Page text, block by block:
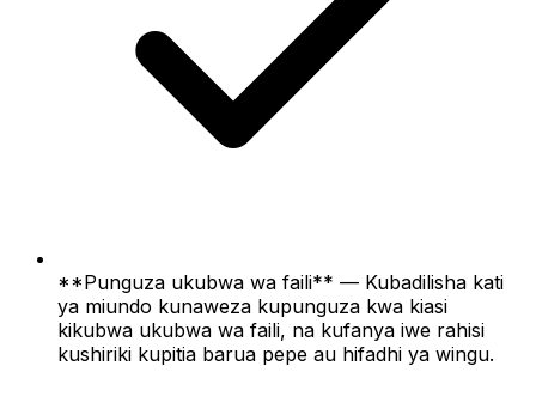
**Punguza ukubwa wa faili** — Kubadilisha kati
ya miundo kunaweza kupunguza kwa kiasi
kikubwa ukubwa wa faili, na kufanya iwe rahisi
kushiriki kupitia barua pepe au hifadhi ya wingu.